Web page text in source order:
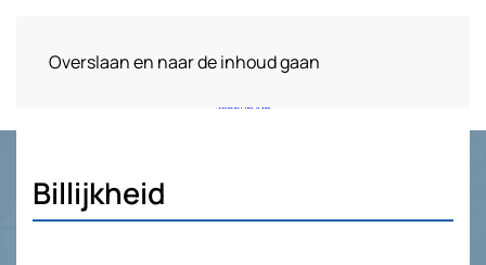
Overslaan en naar de inhoud gaan
Billijkheid